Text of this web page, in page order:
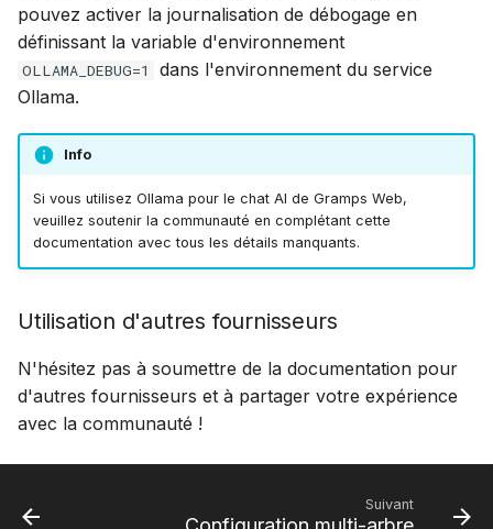
pouvez activer la journalisation de débogage en
définissant la variable d'environnement
OLLAMA_DEBUG=1
dans l'environnement du service
Ollama.
Info
Si vous utilisez Ollama pour le chat AI de Gramps Web,
veuillez soutenir la communauté en complétant cette
documentation avec tous les détails manquants.
Utilisation d'autres fournisseurs
N'hésitez pas à soumettre de la documentation pour
d'autres fournisseurs et à partager votre expérience
avec la communauté !
Suivant